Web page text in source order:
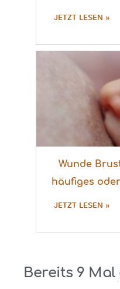
JETZT LESEN »
Wunde
häufiges
JETZT LESEN »
Bereits 9 Mal